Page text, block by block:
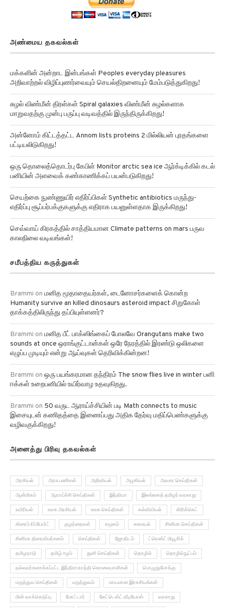
அண்மைய தகவல்கள்
மக்களின் அன்றாட இன்பங்கள் Peoples everyday pleasures
அறிவாற்றல் விழிப்புணர்வையும் செயல்திறனையும் மேம்படுத்துகிறது!
சுழல் விண்மீன் திரள்கள் Spiral galaxies விண்மீன் சுழல்களாக
மாறுவதற்கு முன்பு பருப்பு வடிவத்தில் இருந்திருக்கிறது!
அன்னோம் கிட்டத்தட்ட Annom lists proteins 2 மில்லியன் புரதங்களை
பட்டியலிடுகிறது!
ஒரு தொலைத்தொடர்பு கேபிள் Monitor arctic sea ice ஆர்க்டிக்கில் கடல்
பனியின் அளவைக் கண்காணிக்கப் பயன்படுகிறது!
செயற்கை நுண்ணுயிர் எதிர்ப்பிகள் Synthetic antibiotics மருந்து-
எதிர்ப்பு சூப்பர்பக்குகளுக்கு எதிராக பயனுள்ளதாக இருக்கிறது!
செவ்வாய் கிரகத்தில் சாத்தியமான Climate patterns on mars பருவ
காலநிலை வடிவங்கள்!
சமீபத்திய கருத்துகள்
Brammi on மனித மூதாதையர்கள், டைனோசர்களைக் கொன்ற
Humanity survive an killed dinosaurs asteroid impact சிறுகோள்
தாக்கத்திலிருந்து தப்பியுள்ளனர்?
Brammi on மனித பீட் பாக்ஸிங்கைப் போலவே Orangutans make two
sounds at once ஒராங்குட்டான்கள் ஒரே நேரத்தில் இரண்டு ஒலிகளை
எழுப்ப முடியும் என்று ஆய்வுகள் தெரிவிக்கின்றன!
Brammi on ஒரு பயங்கரமான தந்திரம் The snow flies live in winter பனி
ஈக்கள் உறைபனியில் உயிர்வாழ உதவுகிறது.
Brammi on 50 வருட ஆராய்ச்சியின் படி Math connects to music
இசையுடன் கணிதத்தை இணைப்பது அதிக தேர்வு மதிப்பெண்களுக்கு
வழிவகுக்கிறது!
அனைத்து பிரிவு தகவல்கள்
அரசியல் அரசு பணிகள் அறிவியல் அழகியல் அவசர செய்திகள்
ஆன்மிகம் ஆராய்ச்சி செய்திகள் இந்தியா இலங்கைத் தமிழர் வரலாறு
உயிரியல் உலக அரசியல் உலக செய்திகள் கல்வியியல் கிரிக்கெட்
கிரைம் ரிப்போர்ட் குழந்தைகள் சமூகம் சமையல் சினிமா செய்திகள்
சினிமா திரைவிமர்சனம் செய்திகள் ஜோதிடம் ட்ரெண்ட் மியூசிக்
தமிழநாடு தமிழ் ஈழம் துளி செய்திகள் தொழில் தொழில்நுட்பம்
நல்லவர்களாக்கப்பட்ட இந்திராகாந்தி கொலையாளிகள் பொழுதுபோக்கு
மருத்துவ செய்திகள் மருத்துவம் மாயமான இரகசியங்கள்
மின் வாக்கெடுப்பு மோட்டார் லேட்டெஸ்ட் வீடியோஸ் வரலாறு